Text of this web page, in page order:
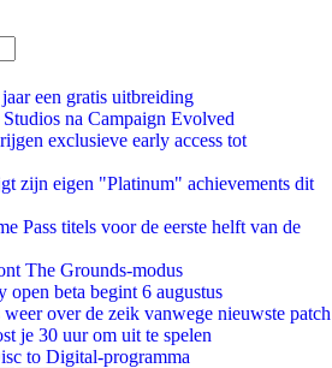
een gratis uitbreiding
na Campaign Evolved
exclusieve early access tot
zijn eigen "Platinum" achievements dit
Pass titels voor de eerste helft van de
The Grounds-modus
open beta begint 6 augustus
over de zeik vanwege nieuwste patch
je 30 uur om uit te spelen
to Digital-programma